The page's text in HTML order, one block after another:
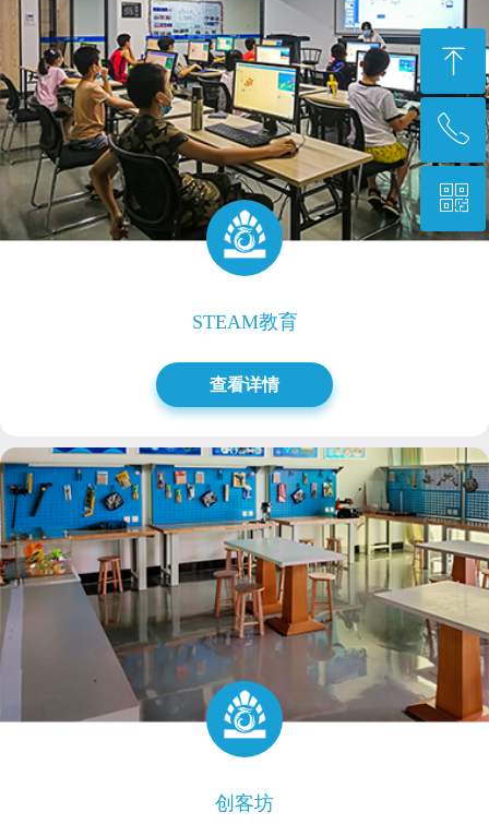
STEAM教育
查看详情
创客坊
ꁸ
回到顶部
ꂅ
0769-87777455转2504
ꀥ